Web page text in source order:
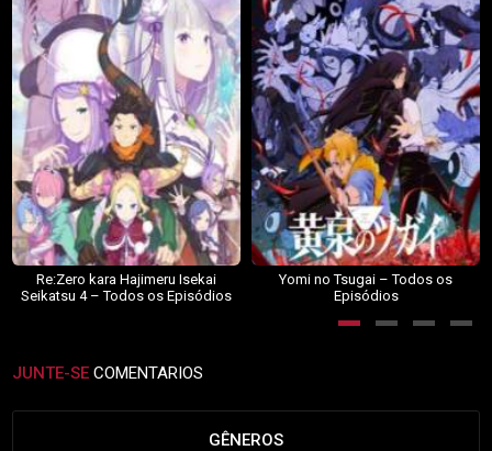
Re:Zero kara Hajimeru Isekai
Seikatsu 4 – Todos os Episódios
Yomi no Tsugai – Todos os
Episódios
JUNTE-SE COMENTARIOS
GÊNEROS